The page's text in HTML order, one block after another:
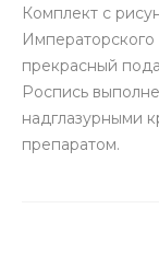
Комплект с
прекрасный
Роспись
надглазурными
препаратом.